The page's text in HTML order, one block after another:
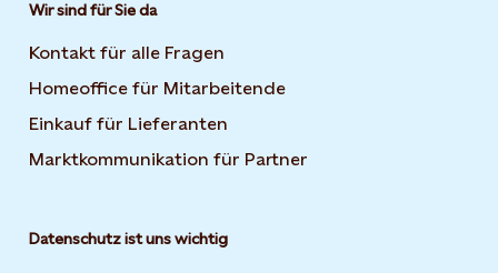
Wir sind für Sie da
Kontakt für alle Fragen
Homeoffice für Mitarbeitende
Einkauf für Lieferanten
Marktkommunikation für Partner
Datenschutz ist uns wichtig